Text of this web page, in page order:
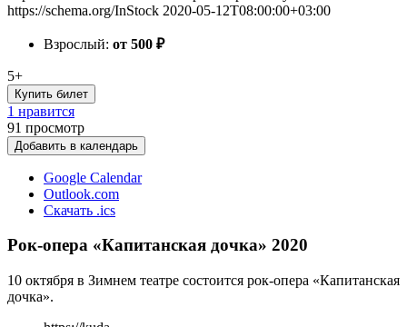
https://schema.org/InStock 2020-05-12T08:00:00+03:00
Взрослый: от 500 ₽
5+
Купить билет
1 нравится
91 просмотр
Добавить в календарь
Google Calendar
Outlook.com
Скачать .ics
Рок-опера «Капитанская дочка» 2020
10 октября в Зимнем театре состоится рок-опера «Капитанская
дочка».